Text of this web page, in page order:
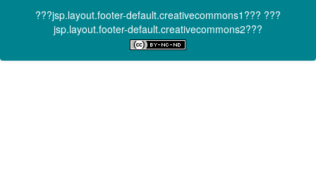
???jsp.layout.footer-default.creativecommons1??? ???
jsp.layout.footer-default.creativecommons2???